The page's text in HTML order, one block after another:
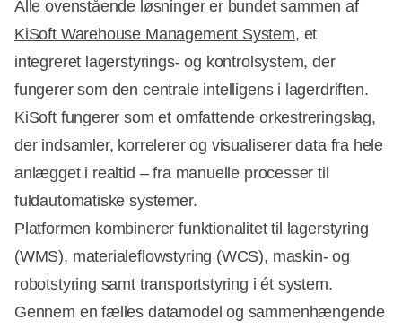
Alle ovenstående løsningerer bundet sammen af ​​
KiSoft Warehouse Management System, et
integreret lagerstyrings- og kontrolsystem, der
fungerer som den centrale intelligens i lagerdriften.
KiSoft fungerer som et omfattende orkestreringslag,
der indsamler, korrelerer og visualiserer data fra hele
anlægget i realtid – fra manuelle processer til
fuldautomatiske systemer.
Platformen kombinerer funktionalitet til lagerstyring
(WMS), materialeflowstyring (WCS), maskin- og
robotstyring samt transportstyring i ét system.
Gennem en fælles datamodel og sammenhængende